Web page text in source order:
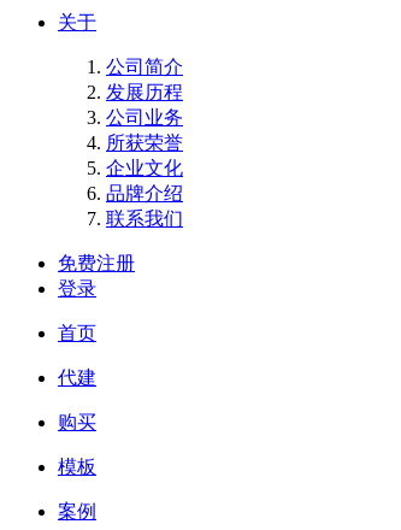
关于
公司简介
发展历程
公司业务
所获荣誉
企业文化
品牌介绍
联系我们
免费注册
登录
首页
代建
购买
模板
案例